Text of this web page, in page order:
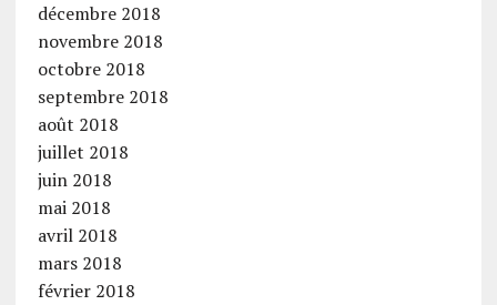
décembre 2018
novembre 2018
octobre 2018
septembre 2018
août 2018
juillet 2018
juin 2018
mai 2018
avril 2018
mars 2018
février 2018